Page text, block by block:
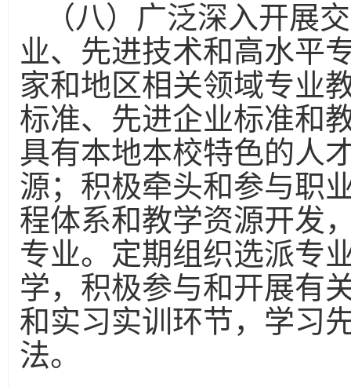
（八）广泛深入开展
业、先进技术和高水平
家和地区相关领域专业
标准、先进企业标准和
具有本地本校特色的人
源；积极牵头和参与职
程体系和教学资源开发
专业。定期组织选派专
学，积极参与和开展有
和实习实训环节，学习
法。